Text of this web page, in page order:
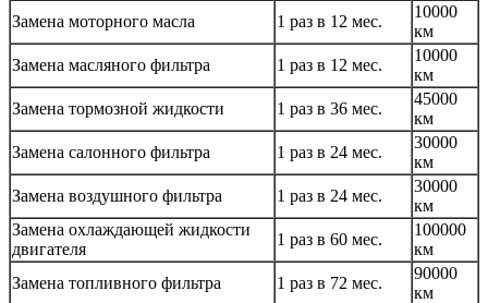
Замена моторного масла 1 раз в 12 мес.
10000
км
Замена масляного фильтра
1 раз в 12 мес.
10000
км
Замена тормозной жидкости
1 раз в 36 мес.
45000
км
Замена салонного фильтра
1 раз в 24 мес.
30000
км
Замена воздушного фильтра
1 раз в 24 мес.
30000
км
Замена охлаждающей жидкости
двигателя
1 раз в 60 мес.
100000
км
Замена топливного фильтра
1 раз в 72 мес.
90000
км